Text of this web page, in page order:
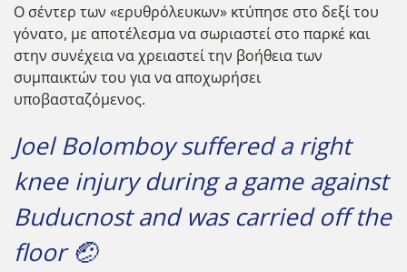
Ο σέντερ των «ερυθρόλευκων» κτύπησε στο δεξί του
γόνατο, με αποτέλεσμα να σωριαστεί στο παρκέ και
στην συνέχεια να χρειαστεί την βοήθεια των
συμπαικτών του για να αποχωρήσει
υποβασταζόμενος.
Joel Bolomboy suffered a right
knee injury during a game against
Buducnost and was carried off the
floor 🤕